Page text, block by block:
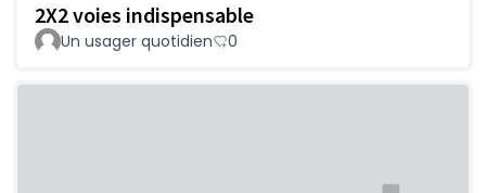
2X2 voies indispensable
Un usager quotidien 0